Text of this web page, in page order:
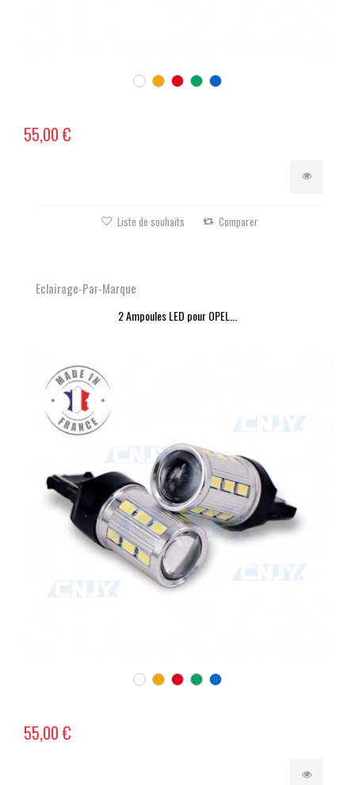
55,00 €
Liste de souhaits Comparer
Eclairage-Par-Marque
2 Ampoules LED pour OPEL...
55,00 €